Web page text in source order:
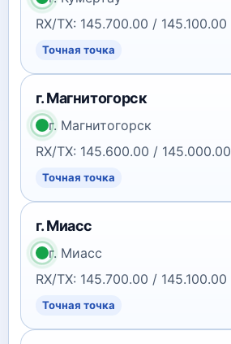
RX/TX: 145.700.00 / 145.100.00
Точная точка
г. Магнитогорск
г. Магнитогорск
RX/TX: 145.600.00 / 145.000.00
Точная точка
г. Миасс
г. Миасс
RX/TX: 145.700.00 / 145.100.00
Точная точка